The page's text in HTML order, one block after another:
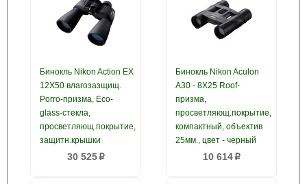
Бинокль Nikon Action EX
12X50 влагозазщищ.
Porro-призма, Eco-
glass-стекла,
просветляющ.покрытие,
защитн.крышки
30 525p
Бинокль Nikon Aculon
A30 - 8X25 Roof-
призма,
просветляющ.покрытие,
компактный, объектив
25мм., цвет - черный
10 614p